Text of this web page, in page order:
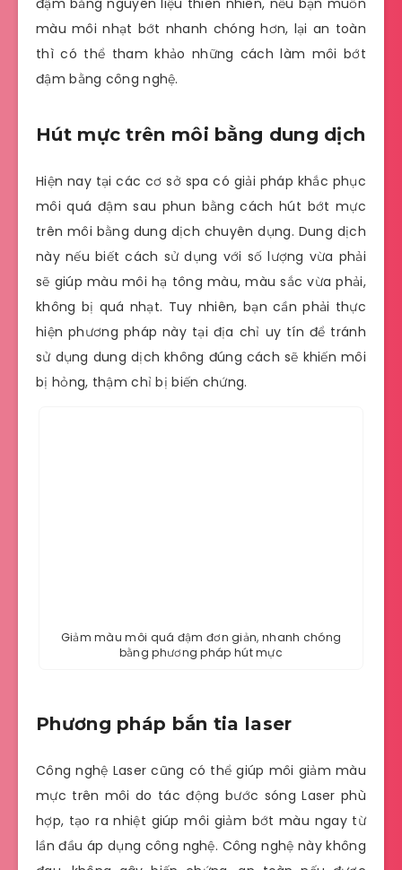
màu môi nhạt bớt nhanh chóng hơn, lại an toàn
thì có thể tham khảo những cách làm môi bớt
đậm bằng công nghệ.
Hút mực trên môi bằng dung dịch
Hiện nay tại các cơ sở spa có giải pháp khắc phục
môi quá đậm sau phun bằng cách hút bớt mực
trên môi bằng dung dịch chuyên dụng. Dung dịch
này nếu biết cách sử dụng với số lượng vừa phải
sẽ giúp màu môi hạ tông màu, màu sắc vừa phải,
không bị quá nhạt. Tuy nhiên, bạn cần phải thực
hiện phương pháp này tại địa chỉ uy tín để tránh
sử dụng dung dịch không đúng cách sẽ khiến môi
bị hỏng, thậm chỉ bị biến chứng.
Giảm màu môi quá đậm đơn giản, nhanh chóng
bằng phương pháp hút mực
Phương pháp bắn tia laser
Công nghệ Laser cũng có thể giúp môi giảm màu
mực trên môi do tác động bước sóng Laser phù
hợp, tạo ra nhiệt giúp môi giảm bớt màu ngay từ
lần đầu áp dụng công nghệ. Công nghệ này không